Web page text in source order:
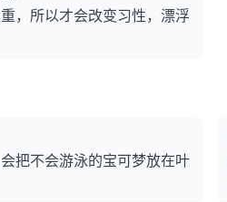
，所以才会改变习性，漂浮
把不会游泳的宝可梦放在叶